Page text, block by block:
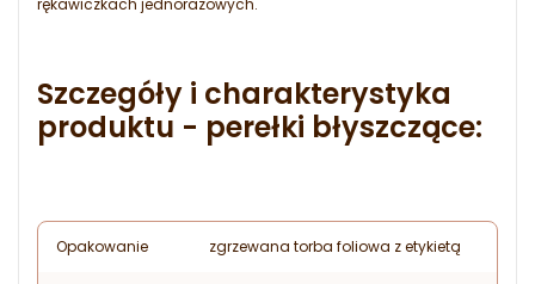
rękawiczkach jednorazowych.
Szczegóły i charakterystyka
produktu - perełki błyszczące:
Opakowanie zgrzewana torba foliowa z etykietą